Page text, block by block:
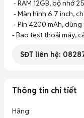
- Bao test thoải máy,
SĐT liên hệ:
Thông tin chi tiết
Hãng: